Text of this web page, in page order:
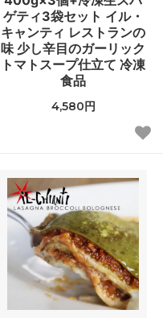
ゲティ3袋セット イル・
キャンティ レストランの
味 少し辛目のガーリック
トマトスープ仕立て 冷凍
食品
4,580円